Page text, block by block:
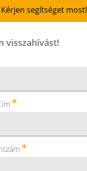
Kérjen segítséget most!
visszahívást!